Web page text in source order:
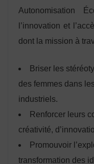
Autonomisation
l’innovation et
dont la mission à
Briser les
des femmes dans
industriels.
Renforcer leurs
créativité,
Promouvoir
transformation des